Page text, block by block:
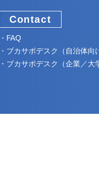
Contact
FAQ
ブカサポデスク（自治体向
ブカサポデスク（企業／大